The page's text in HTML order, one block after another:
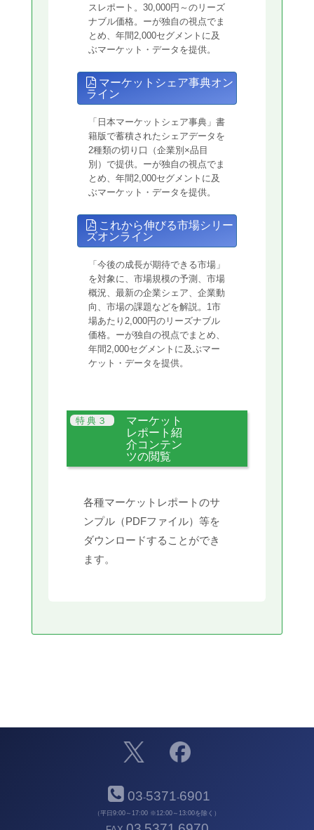
スレポート。30,000円～のリーズ
ナブル価格。ーが独自の視点でま
とめ、年間2,000セグメントに及
ぶマーケット・データを提供。
マーケットシェア事典オン
ライン
「日本マーケットシェア事典」書
籍版で蓄積されたシェアデータを
2種類の切り口（企業別×品目
別）で提供。ーが独自の視点でま
とめ、年間2,000セグメントに及
ぶマーケット・データを提供。
これから伸びる市場シリー
ズオンライン
「今後の成長が期待できる市場」
を対象に、市場規模の予測、市場
概況、最新の企業シェア、企業動
向、市場の課題などを解説。1市
場あたり2,000円のリーズナブル
価格。ーが独自の視点でまとめ、
年間2,000セグメントに及ぶマー
ケット・データを提供。
マーケット
レポート紹
介コンテン
ツの閲覧
各種マーケットレポートのサ
ンプル（PDFファイル）等を
ダウンロードすることができ
ます。
03-5371-6901
（平日9:00～17:00 ※12:00～13:00を除く）